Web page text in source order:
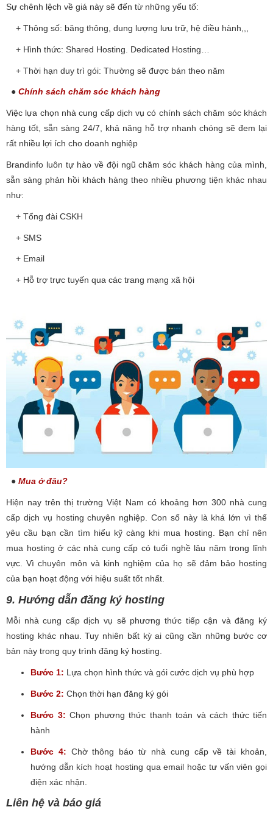
Sự chênh lệch về giá này sẽ đến từ những yếu tố:
+ Thông số: băng thông, dung lượng lưu trữ, hệ điều hành,,,
+ Hình thức: Shared Hosting. Dedicated Hosting…
+ Thời hạn duy trì gói: Thường sẽ được bán theo năm
● Chính sách chăm sóc khách hàng
Việc lựa chọn nhà cung cấp dịch vụ có chính sách chăm sóc khách
hàng tốt, sẵn sàng 24/7, khả năng hỗ trợ nhanh chóng sẽ đem lại
rất nhiều lợi ích cho doanh nghiệp
Brandinfo luôn tự hào về đội ngũ chăm sóc khách hàng của mình,
sẵn sàng phản hồi khách hàng theo nhiều phương tiện khác nhau
như:
+ Tổng đài CSKH
+ SMS
+ Email
+ Hỗ trợ trực tuyến qua các trang mạng xã hội
● Mua ở đâu?
Hiện nay trên thị trường Việt Nam có khoảng hơn 300 nhà cung
cấp dịch vụ hosting chuyên nghiệp. Con số này là khá lớn vì thế
yêu cầu bạn cần tìm hiểu kỹ càng khi mua hosting. Bạn chỉ nên
mua hosting ở các nhà cung cấp có tuổi nghề lâu năm trong lĩnh
vực. Vì chuyên môn và kinh nghiệm của họ sẽ đảm bảo hosting
của bạn hoạt động với hiệu suất tốt nhất.
9. Hướng dẫn đăng ký hosting
Mỗi nhà cung cấp dịch vụ sẽ phương thức tiếp cận và đăng ký
hosting khác nhau. Tuy nhiên bất kỳ ai cũng cần những bước cơ
bản này trong quy trình đăng ký hosting.
Bước 1: Lựa chọn hình thức và gói cước dịch vụ phù hợp
Bước 2: Chọn thời hạn đăng ký gói
Bước 3: Chọn phương thức thanh toán và cách thức tiến
hành
Bước 4: Chờ thông báo từ nhà cung cấp về tài khoản,
hướng dẫn kích hoạt hosting qua email hoặc tư vấn viên gọi
điện xác nhận.
Liên hệ và báo giá